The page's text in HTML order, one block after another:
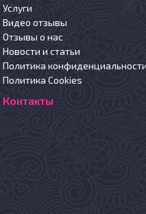
Услуги
Видео отзывы
Отзывы о нас
Новости и статьи
Политика
Политика Cookies
Контакты